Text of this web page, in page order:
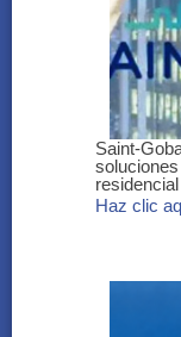
Saint-
Haz clic